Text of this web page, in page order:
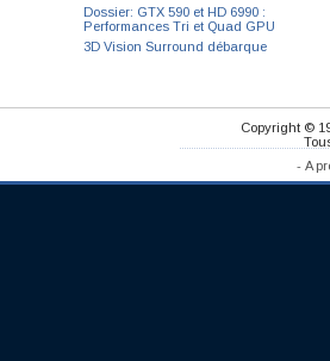
Dossier: GTX 590 et HD 6990 :
Performances Tri et Quad GPU
3D Vision Surround débarque
Copyright ©
- A